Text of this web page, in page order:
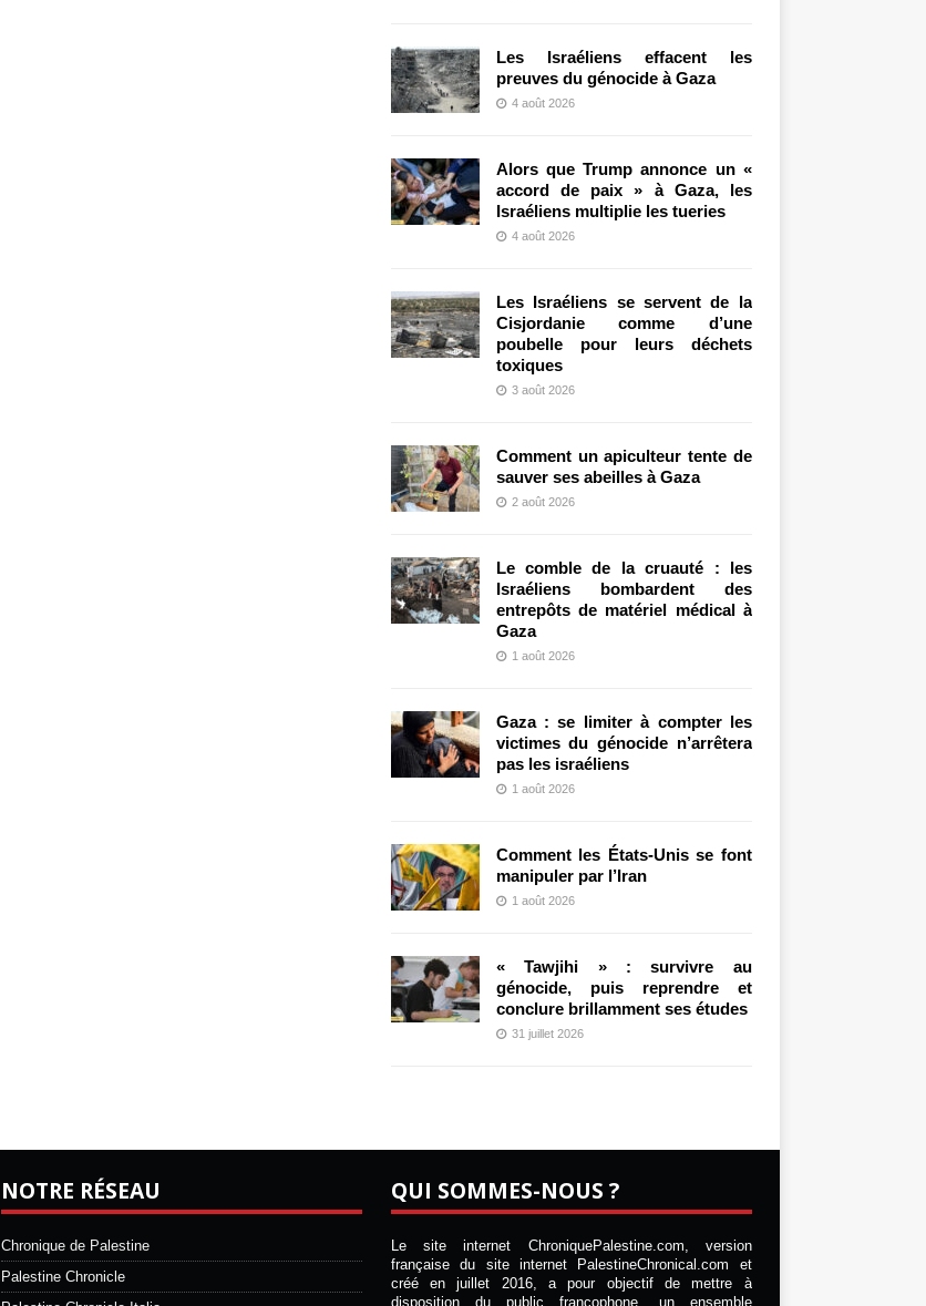
Les Israéliens effacent les
preuves du génocide à Gaza
4 août 2026
Alors que Trump annonce un «
accord de paix » à Gaza, les
Israéliens multiplie les tueries
4 août 2026
Les Israéliens se servent de la
Cisjordanie comme d’une
poubelle pour leurs déchets
toxiques
3 août 2026
Comment un apiculteur tente de
sauver ses abeilles à Gaza
2 août 2026
Le comble de la cruauté : les
Israéliens bombardent des
entrepôts de matériel médical à
Gaza
1 août 2026
Gaza : se limiter à compter les
victimes du génocide n’arrêtera
pas les israéliens
1 août 2026
Comment les États-Unis se font
manipuler par l’Iran
1 août 2026
« Tawjihi » : survivre au
génocide, puis reprendre et
conclure brillamment ses études
31 juillet 2026
NOTRE RÉSEAU
Chronique de Palestine
Palestine Chronicle
QUI SOMMES-NOUS ?
Le site internet ChroniquePalestine.com, version
française du site internet PalestineChronical.com et
créé en juillet 2016, a pour objectif de mettre à
disposition du public francophone, un ensemble